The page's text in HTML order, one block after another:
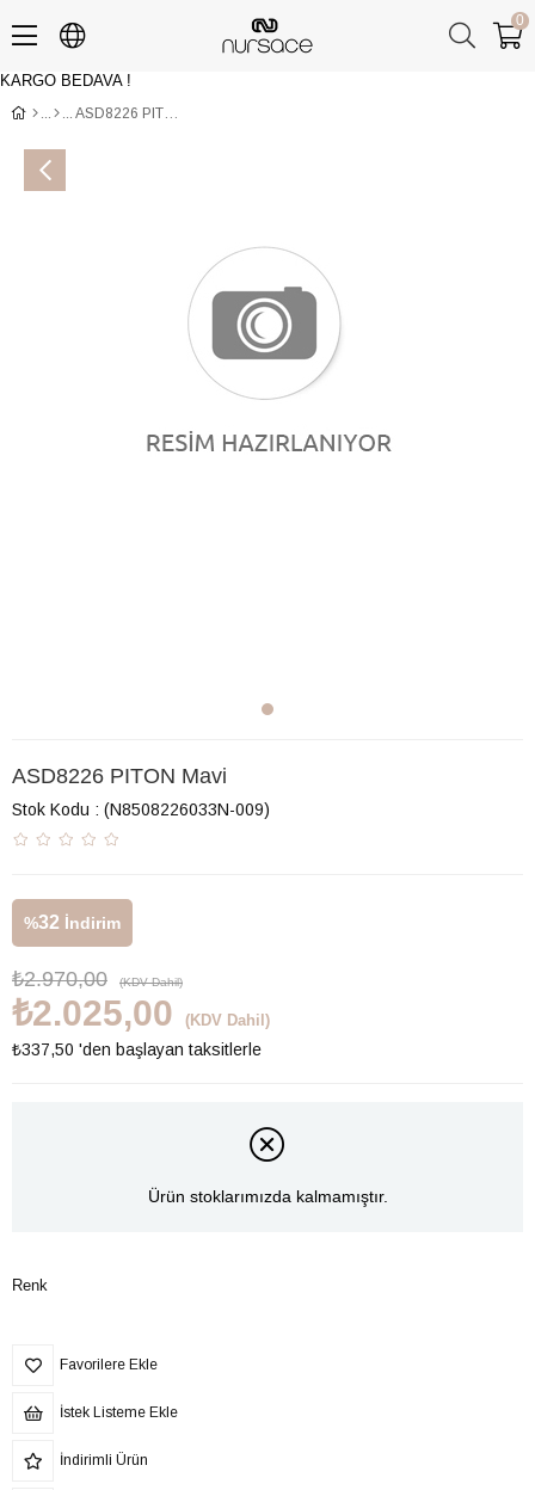
KARGO BEDAVA !
0
ASD8226 PITON Mavi
ASD8226 PITON Mavi
Stok Kodu (N8508226033N-009)
%32 İndirim
₺2.970,00 (KDV Dahil)
₺2.025,00 (KDV Dahil)
₺337,50 'den başlayan taksitlerle
Ürün stoklarımızda kalmamıştır.
Renk
Favorilere Ekle
İstek Listeme Ekle
İndirimli Ürün